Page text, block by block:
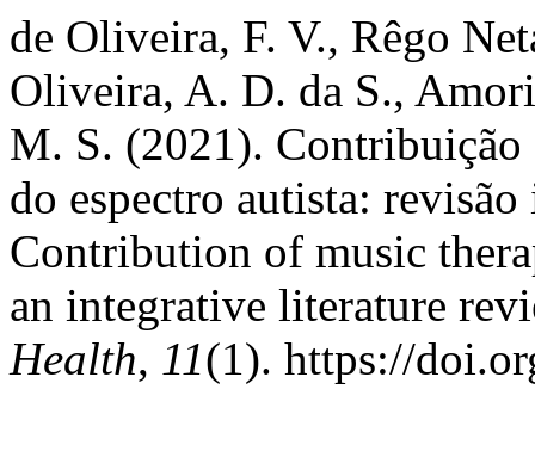
de Oliveira, F. V., Rêgo
Oliveira, A. D. da S.,
M. S. (2021). Contribuição
do espectro autista:
Contribution of music
an integrative literature
Health, 11(1). https://